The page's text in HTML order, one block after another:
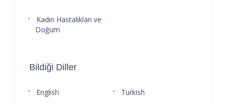
Kadın Hastalıkları ve
Doğum
Bildiği Diller
English Turkish